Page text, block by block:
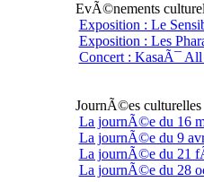
EvÃ©nements
Exposition : Le
Exposition : Les
Concert : KasaÃ¯ All
JournÃ©es culturelles
La journÃ©e du 16
La journÃ©e du 9
La journÃ©e du 21
La journÃ©e du 28